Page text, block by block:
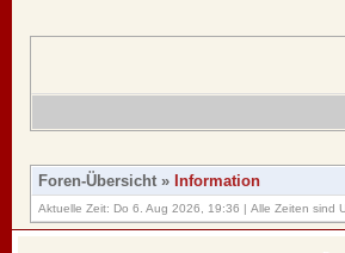
Foren-Übersicht » Information
Aktuelle Zeit: Do 6. Aug 2026, 19:36 | Alle Zeiten sind